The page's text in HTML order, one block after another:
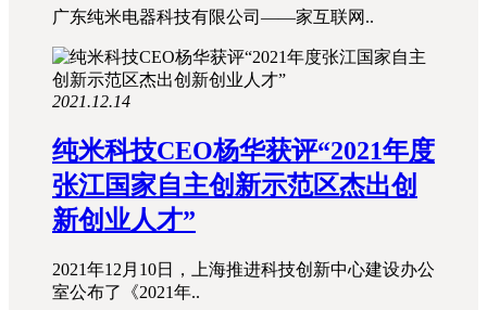
广东纯米电器科技有限公司——家互联网..
2021.12.14
纯米科技CEO杨华获评“2021年度
张江国家自主创新示范区杰出创
新创业人才”
2021年12月10日，上海推进科技创新中心建设办公
室公布了《2021年..